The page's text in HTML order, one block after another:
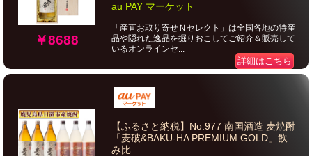
￥8688
au PAY マーケット
「産直お取り寄せＮセレクト」は全国各地の特産
品や隠れた逸品を掘りおこしてご紹介＆販売して
いるオンラインセ...
詳細はこちら
【ふるさと納税】No.977 南国酒造 麦焼酎
「麦破&BAKU-HA PREMIUM GOLD」飲
み比...